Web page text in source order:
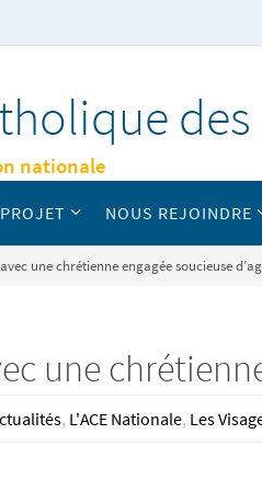
des
nationale
NOUS REJOINDRE
une chrétienne engagée soucieuse
une
, L'ACE Nationale, Les